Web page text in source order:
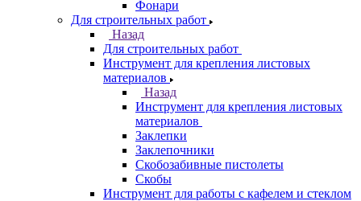
Фонари
Для строительных работ
Назад
Для строительных работ
Инструмент для крепления листовых
материалов
Назад
Инструмент для крепления листовых
материалов
Заклепки
Заклепочники
Скобозабивные пистолеты
Скобы
Инструмент для работы с кафелем и стеклом